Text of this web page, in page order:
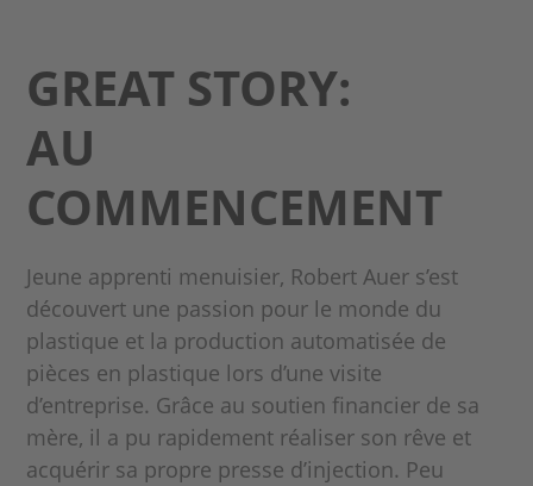
GREAT STORY:
AU
COMMENCEMENT
Jeune apprenti menuisier, Robert Auer s’est
découvert une passion pour le monde du
plastique et la production automatisée de
pièces en plastique lors d’une visite
d’entreprise. Grâce au soutien financier de sa
mère, il a pu rapidement réaliser son rêve et
acquérir sa propre presse d’injection. Peu